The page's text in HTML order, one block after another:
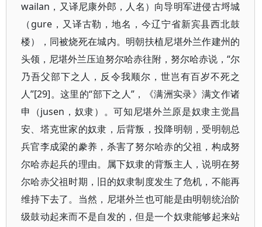
wailan，又译尼康外郎，人名）向导明军进侵古埒城
（gure，又译古勒，地名，今辽宁省新宾县西北鼓
楼），同被烧死在城内。明朝扶植尼堪外兰作建州的
头领，尼堪外兰压迫努尔哈赤往附，努尔哈赤说，“尔
乃吾父部下之人，反令我顺尔，世岂有百岁不死之
人”[29]。这里的“部下之人”，《满洲实录》满文作诸
申（jusen，奴隶）。可知尼堪外兰原是奴隶主觉昌
安、塔克世家的奴隶，后背叛，投降明朝，受明朝总
兵官李成梁的豢养，杀害了努尔哈赤的父祖，构成努
尔哈赤起兵的理由。属下奴隶的背叛主人，说明在努
尔哈赤父祖时期，旧的奴隶制度发生了危机，不能再
维持下去了。当然，尼堪外兰也可能是由明朝统治阶
级鼓动起来而不是自发的，但是一个奴隶能够起来站